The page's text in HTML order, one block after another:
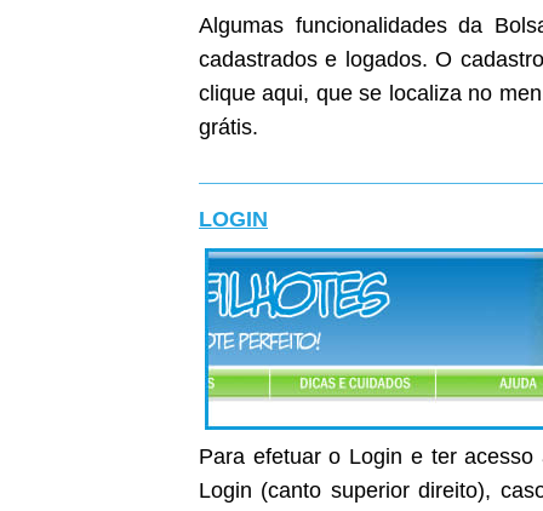
Algumas funcionalidades da
cadastrados e logados. O
clique aqui, que se localiza no
grátis.
LOGIN
Para efetuar o Login e ter
Login (canto superior direito),